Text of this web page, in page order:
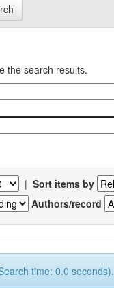
the search results.
| Sort items by
Authors/record
time: 0.0 seconds).